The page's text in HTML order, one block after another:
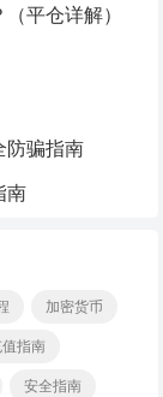
平仓详解）
防骗指南
南
加密货币
指南
安全指南